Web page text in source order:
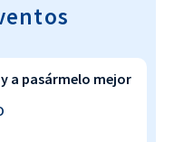
a pasármelo mejor